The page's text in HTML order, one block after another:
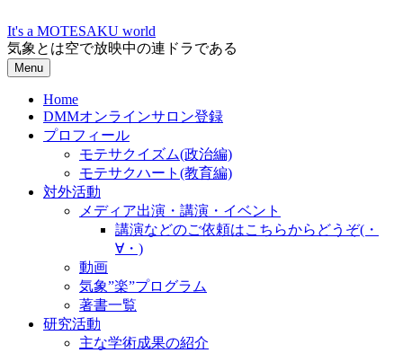
to
content
It's a MOTESAKU world
気象とは空で放映中の連ドラである
Menu
Home
DMMオンラインサロン登録
プロフィール
モテサクイズム(政治編)
モテサクハート(教育編)
対外活動
メディア出演・講演・イベント
講演などのご依頼はこちらからどうぞ(・
∀・)
動画
気象”楽”プログラム
著書一覧
研究活動
主な学術成果の紹介